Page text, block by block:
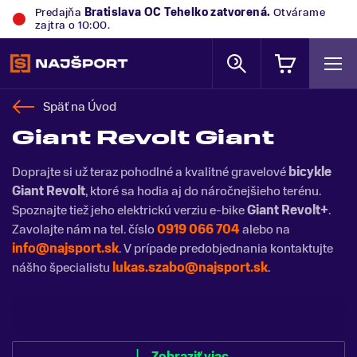
Predajňa Trek Flagship Store Bratislavazatvorená.
Otvárame zajtra o 10:00.
Späť na Úvod
Giant Revolt Giant
Doprajte si už teraz pohodlné a kvalitné gravelovébicykle
Giant Revolt, ktoré sa hodia aj do náročnejšieho terénu.
Spoznajte tiež jeho elektrickú verziu e-bikeGiant Revolt+.
Zavolajte nám na tel. číslo0919 066 704alebo na
info@najsport.sk. V prípade predobjednania kontaktujte
nášho špecialistu lukas.szabo@najsport.sk.
Zobraziť menej